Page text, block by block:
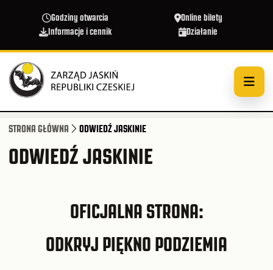
Godziny otwarcia
Online bilety
Informacje i cennik
Działanie
STRONA GŁÓWNA ODWIEDŹ JASKINIE
ODWIEDŹ JASKINIE
OFICJALNA STRONA:
ODKRYJ PIĘKNO PODZIEMIA